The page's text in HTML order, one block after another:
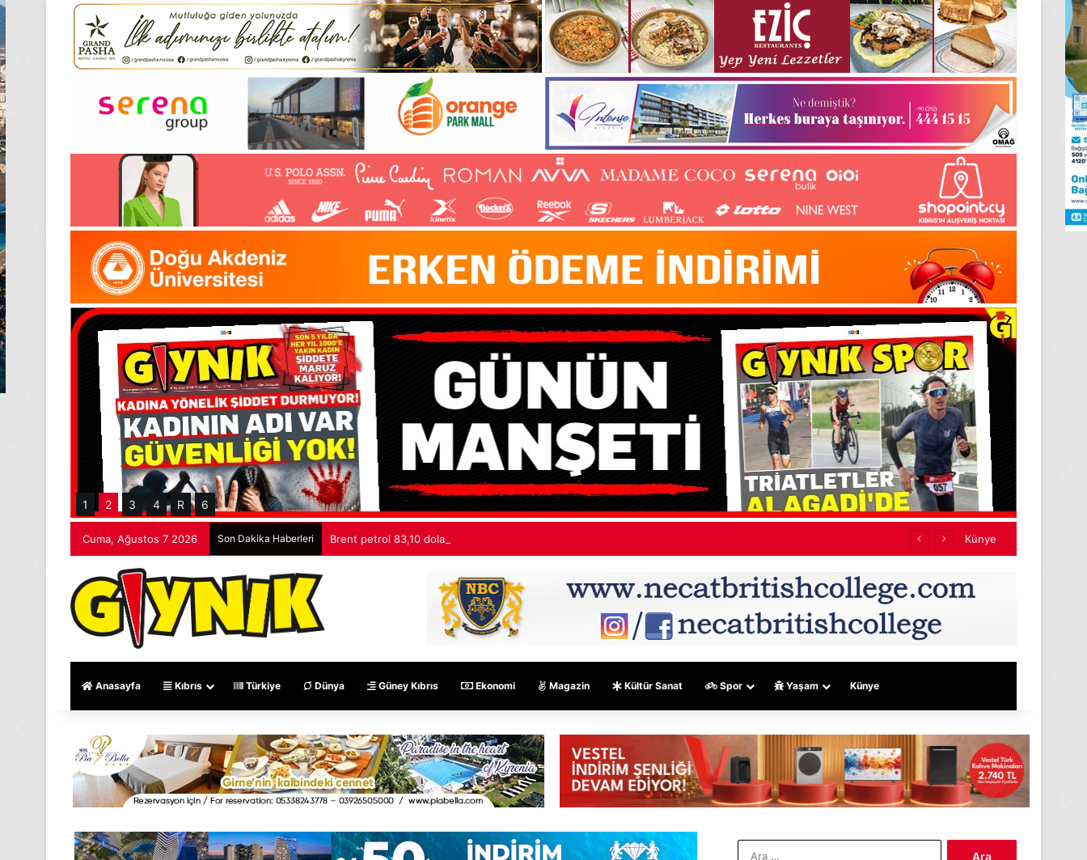
1 2 3 4 R 6
Cuma, Ağustos 7 2026 Son Dakika Haberleri Brent petrol 83,10 dolardan işlem görüyor Künye
Anasayfa Kıbrıs Türkiye Dünya Güney Kıbrıs Ekonomi Magazin Kültür Sanat Spor Yaşam Künye